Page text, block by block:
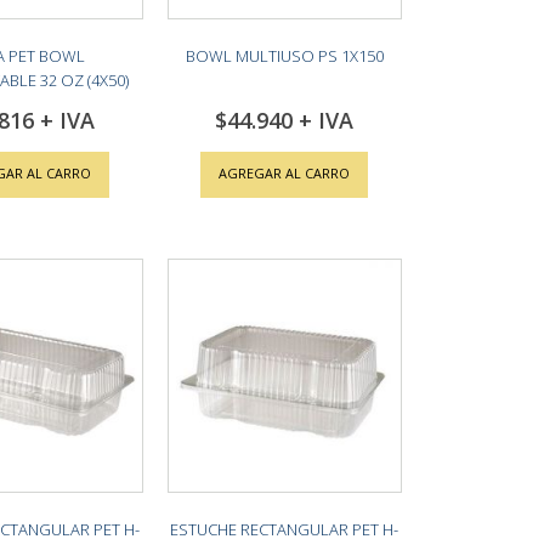
PET BOWL
32 OZ (4X50)
AL CARRO
BOWL MULTIUSO PS 1X150
$44.940
AGREGAR AL CARRO
PET H-
ESTUCHE RECTANGULAR PET H-